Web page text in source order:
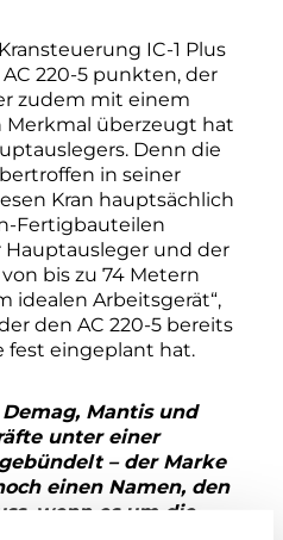
IC-1 Plus
220-5 punkten, der
zudem mit einem
überzeugt hat
Denn die
in seiner
Kran hauptsächlich
Fertigbauteilen
Hauptausleger und der
bis zu 74 Metern
idealen Arbeitsgerät“,
den AC 220-5 bereits
fest eingeplant hat.
Mantis und
unter einer
– der Marke
einen Namen, den
wenn es um die